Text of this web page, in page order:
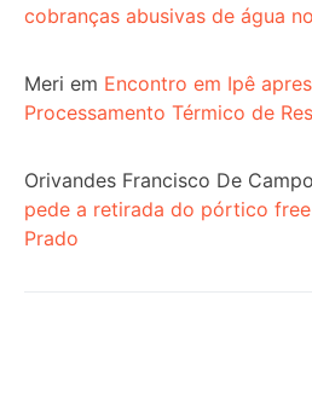
cobranças abusivas de água
Meri em Encontro em Ipê
Processamento Térmico de
Orivandes Francisco De
pede a retirada do pórtico
Prado